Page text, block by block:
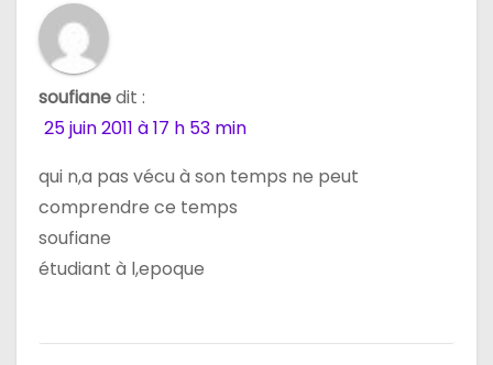
d
e
a
r
soufianedit :
25 juin 2011 à 17 h 53 min
qui n,a pas vécu à son temps ne peut
comprendre ce temps
soufiane
étudiant à l,epoque